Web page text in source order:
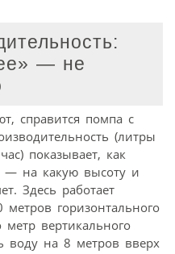
— не
справится помпа с
(литры
показывает, как
— на какую высоту и
Здесь работает
горизонтального
вертикального
воду на 8 метров вверх